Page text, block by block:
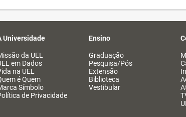
Universidade
da UEL
em Dados
na UEL
é Quem
Símbolo
de Privacidade
Ensino
Graduação
Pesquisa/Pós
Extensão
Biblioteca
Vestibular